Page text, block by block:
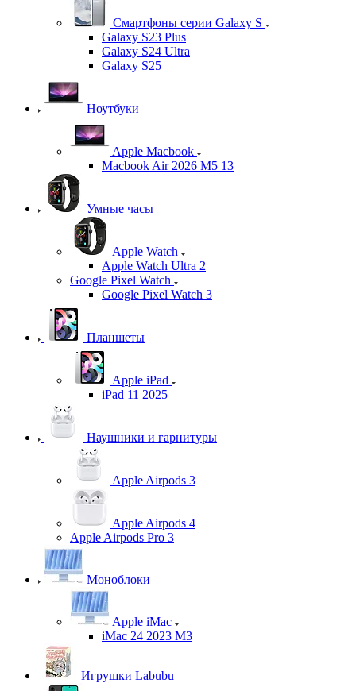
Смартфоны серии Galaxy S
Galaxy S23 Plus
Galaxy S24 Ultra
Galaxy S25
Ноутбуки
Apple Macbook
Macbook Air 2026 M5 13
Умные часы
Apple Watch
Apple Watch Ultra 2
Google Pixel Watch
Google Pixel Watch 3
Планшеты
Apple iPad
iPad 11 2025
Наушники и гарнитуры
Apple Airpods 3
Apple Airpods 4
Apple Airpods Pro 3
Моноблоки
Apple iMac
iMac 24 2023 M3
Игрушки Labubu